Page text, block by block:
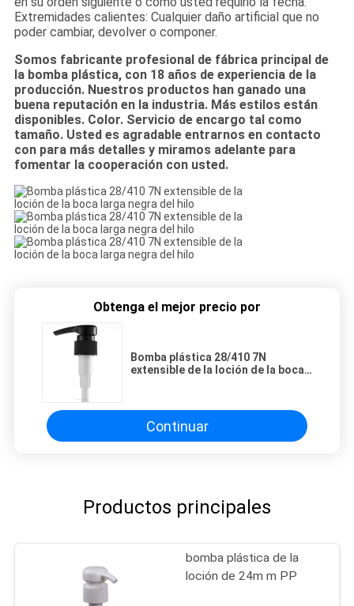
Extremidades calientes: Cualquier daño artificial que no
poder cambiar, devolver o componer.
Somos fabricante profesional de fábrica principal de
la bomba plástica, con 18 años de experiencia de la
producción. Nuestros productos han ganado una
buena reputación en la industria. Más estilos están
disponibles. Color. Servicio de encargo tal como
tamaño. Usted es agradable entrarnos en contacto
con para más detalles y miramos adelante para
fomentar la cooperación con usted.
Obtenga el mejor precio por
Bomba plástica 28/410 7N
extensible de la loción de la boca
Continuar
Productos principales
bomba plástica de la
loción de 24m m PP